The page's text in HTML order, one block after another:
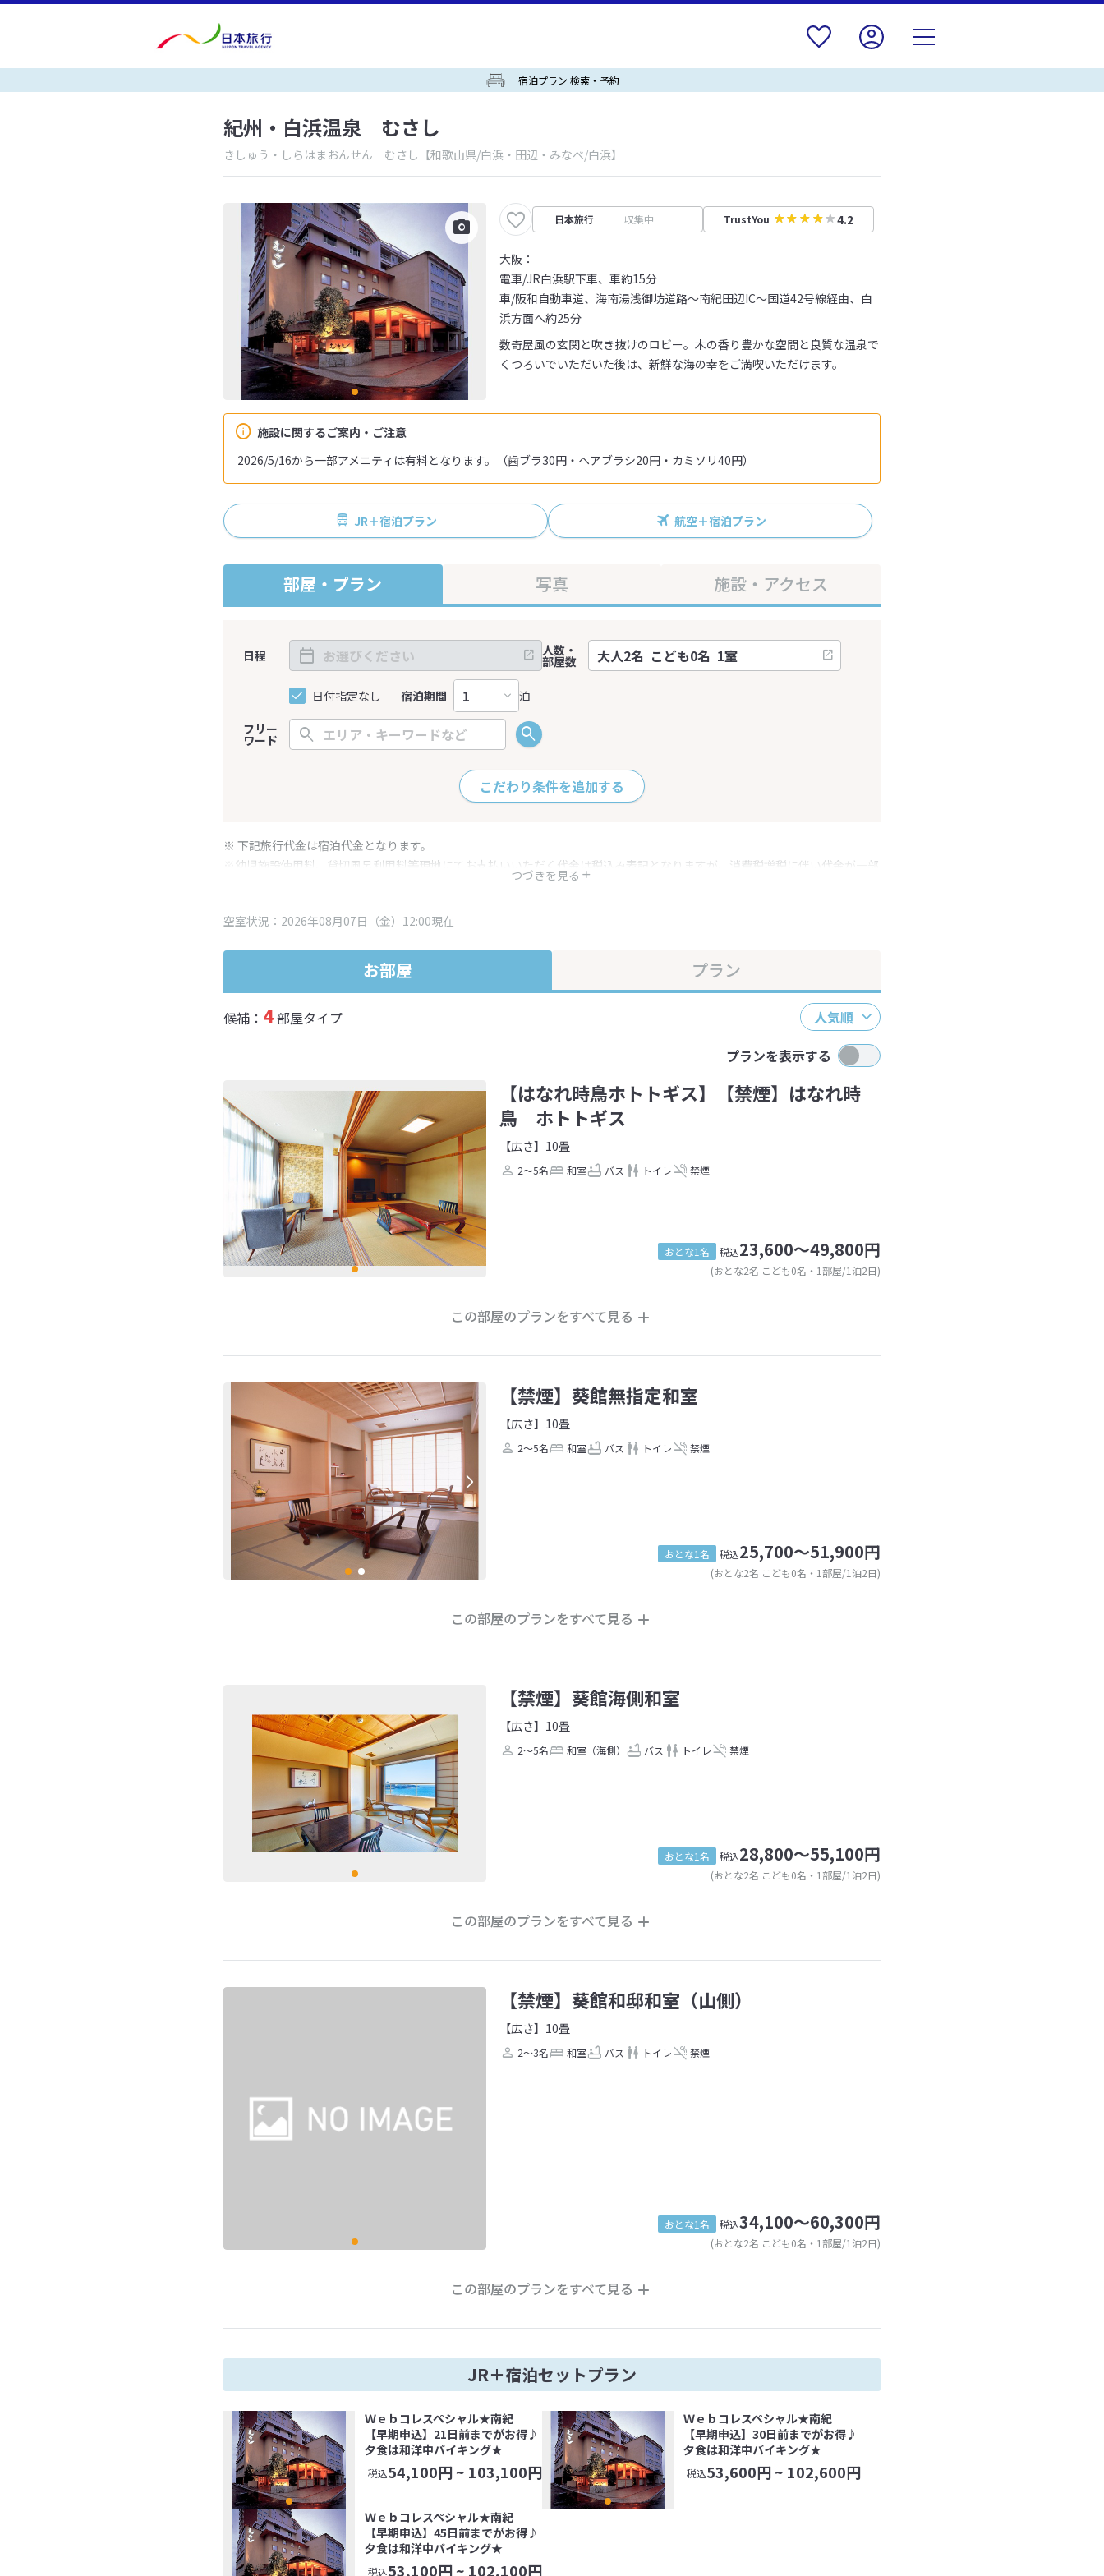
宿泊プラン 検索・予約
紀州・白浜温泉 むさし
きしゅう・しらはまおんせん むさし 【和歌山県/白浜・田辺・みなべ/白浜】
日本旅行 収集中 TrustYou 4.2
大阪：
電車/JR白浜駅下車、車約15分
車/阪和自動車道、海南湯浅御坊道路～南紀田辺IC～国道42号線経由、白
浜方面へ約25分
施設に関するご案内・ご注意
2026/5/16から一部アメニティは有料となります。（歯ブラ30円・ヘアブラシ20円・カミソリ40円）
数奇屋風の玄関と吹き抜けのロビー。木の香り豊かな空間と良質な温泉で
くつろいでいただいた後は、新鮮な海の幸をご満喫いただけます。
JR＋宿泊プラン 航空＋宿泊プラン
部屋・プラン 写真 施設・アクセス
日程
日付指定なし 宿泊期間 泊
人数・
部屋数
フリー
ワード
こだわり条件を追加する
つづきを見る
※ 下記旅行代金は宿泊代金となります。
※幼児施設使用料、貸切風呂利用料等現地にてお支払いいただく代金は税込み表記となりますが、消費税増税に伴い代金が一部
空室状況：2026年08月07日（金）12:00現在
お部屋 プラン
候補： 4部屋タイプ
人気順
プランを表示する
【はなれ時鳥ホトトギス】【禁煙】はなれ時
鳥 ホトトギス
【広さ】10畳
2～5名 和室 バス トイレ 禁煙
おとな1名 税込23,600～49,800円
(おとな2名 こども0名・1部屋/1泊2日)
この部屋のプランをすべて見る
【禁煙】葵館無指定和室
【広さ】10畳
2～5名 和室 バス トイレ 禁煙
おとな1名 税込25,700～51,900円
(おとな2名 こども0名・1部屋/1泊2日)
この部屋のプランをすべて見る
【禁煙】葵館海側和室
【広さ】10畳
2～5名 和室（海側） バス トイレ 禁煙
おとな1名 税込28,800～55,100円
(おとな2名 こども0名・1部屋/1泊2日)
この部屋のプランをすべて見る
【禁煙】葵館和邸和室（山側）
【広さ】10畳
2～3名 和室 バス トイレ 禁煙
おとな1名 税込34,100～60,300円
(おとな2名 こども0名・1部屋/1泊2日)
この部屋のプランをすべて見る
JR＋宿泊セットプラン
Ｗｅｂコレスペシャル★南紀
【早期申込】21日前までがお得♪
夕食は和洋中バイキング★
税込54,100円 ~ 103,100円
Ｗｅｂコレスペシャル★南紀
【早期申込】30日前までがお得♪
夕食は和洋中バイキング★
税込53,600円 ~ 102,600円
Ｗｅｂコレスペシャル★南紀
【早期申込】45日前までがお得♪
夕食は和洋中バイキング★
税込53,100円 ~ 102,100円